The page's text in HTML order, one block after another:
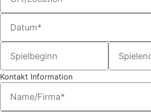
Kontakt Information